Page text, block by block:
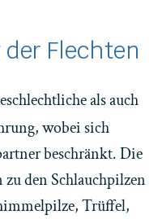
Flechten
als auch
wobei sich
beschränkt. Die
den Schlauchpilzen
Trüffel,